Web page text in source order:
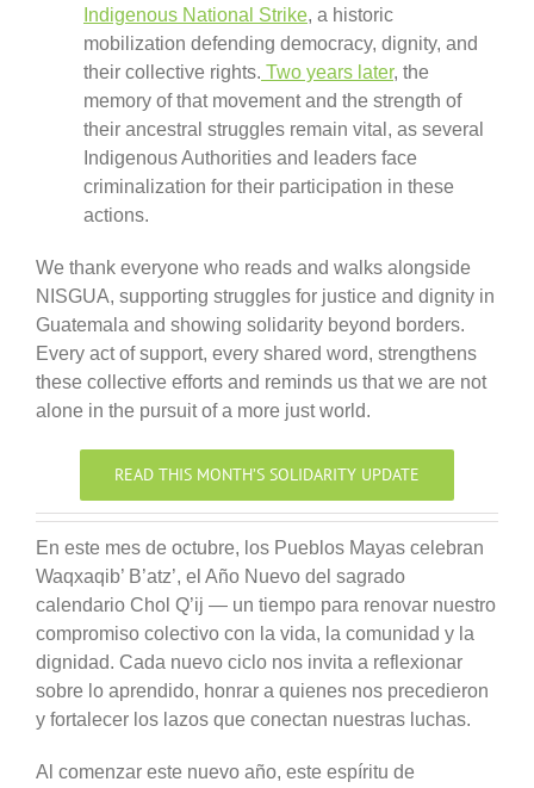
Indigenous National Strike, a historic
mobilization defending democracy, dignity, and
their collective rights. Two years later, the
memory of that movement and the strength of
their ancestral struggles remain vital, as several
Indigenous Authorities and leaders face
criminalization for their participation in these
actions.
We thank everyone who reads and walks alongside
NISGUA, supporting struggles for justice and dignity in
Guatemala and showing solidarity beyond borders.
Every act of support, every shared word, strengthens
these collective efforts and reminds us that we are not
alone in the pursuit of a more just world.
READ THIS MONTH’S SOLIDARITY UPDATE
En este mes de octubre, los Pueblos Mayas celebran
Waqxaqib’ B’atz’, el Año Nuevo del sagrado
calendario Chol Q’ij — un tiempo para renovar nuestro
compromiso colectivo con la vida, la comunidad y la
dignidad. Cada nuevo ciclo nos invita a reflexionar
sobre lo aprendido, honrar a quienes nos precedieron
y fortalecer los lazos que conectan nuestras luchas.
Al comenzar este nuevo año, este espíritu de